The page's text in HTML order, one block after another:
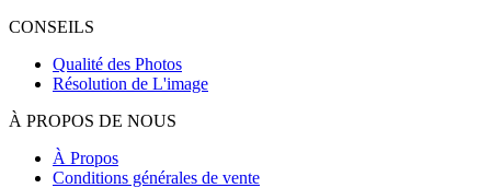
CONSEILS
Qualité des Photos
Résolution de L'image
À PROPOS DE NOUS
À Propos
Conditions générales de vente